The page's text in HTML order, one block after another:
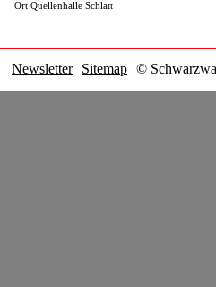
Ort Quellenhalle Schlatt
Newsletter Sitemap ©